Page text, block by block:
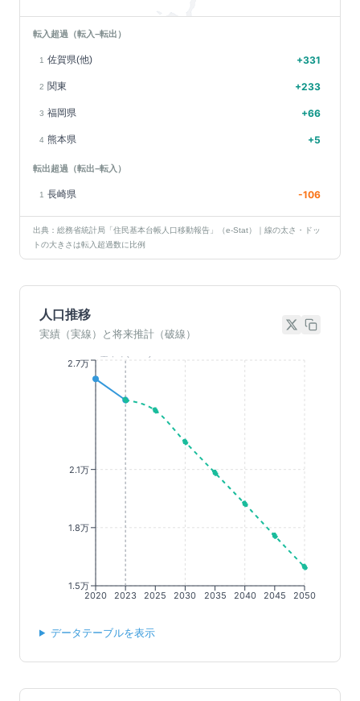
転入超過（転入−転出）
1 佐賀県(他) +331
2 関東 +233
3 福岡県 +66
4 熊本県 +5
転出超過（転出−転入）
1 長崎県 -106
出典：総務省統計局「住民基本台帳人口移動報告」（e-Stat）｜線の太さ・ドッ
トの大きさは転入超過数に比例
人口推移
実績（実線）と将来推計（破線）
2020 2023 2025 2030 2035 2040 2045 2050
1.5万
1.8万
2.1万
2.7万
データテーブルを表示